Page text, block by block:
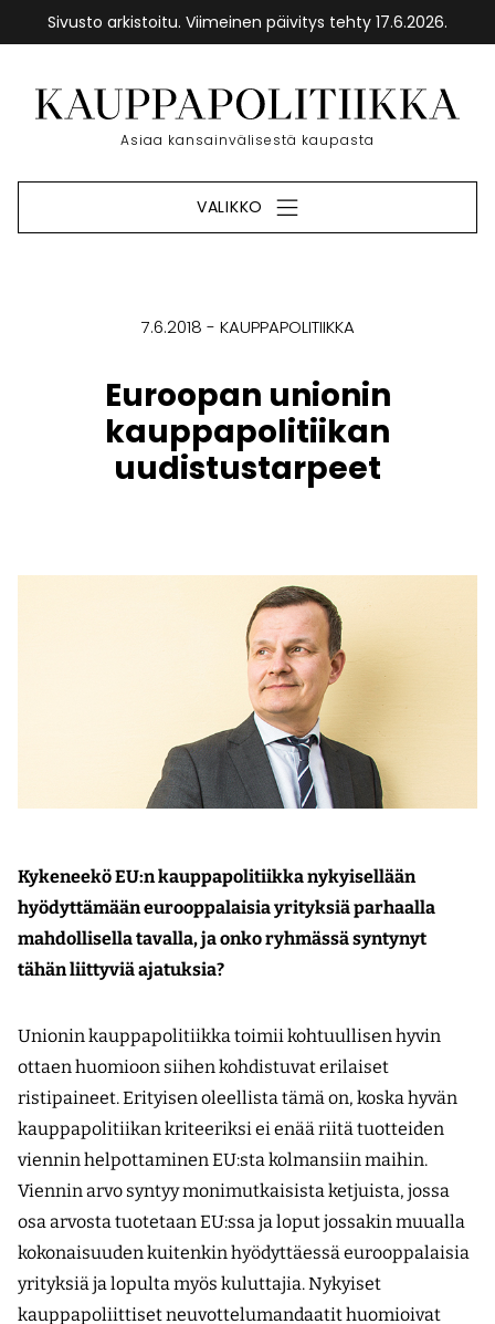
Sivusto arkistoitu. Viimeinen päivitys tehty 17.6.2026.
sisältöön
Etusivu
Asiaa kansainvälisestä kaupasta
VALIKKO
7.6.2018 KAUPPAPOLITIIKKA
Euroopan unionin
kauppapolitiikan
uudistustarpeet
Kykeneekö EU:n kauppapolitiikka nykyisellään
hyödyttämään eurooppalaisia yrityksiä parhaalla
mahdollisella tavalla, ja onko ryhmässä syntynyt
tähän liittyviä ajatuksia?
Unionin kauppapolitiikka toimii kohtuullisen hyvin
ottaen huomioon siihen kohdistuvat erilaiset
ristipaineet. Erityisen oleellista tämä on, koska hyvän
kauppapolitiikan kriteeriksi ei enää riitä tuotteiden
viennin helpottaminen EU:sta kolmansiin maihin.
Viennin arvo syntyy monimutkaisista ketjuista, jossa
osa arvosta tuotetaan EU:ssa ja loput jossakin muualla
kokonaisuuden kuitenkin hyödyttäessä eurooppalaisia
yrityksiä ja lopulta myös kuluttajia. Nykyiset
kauppapoliittiset neuvottelumandaatit huomioivat